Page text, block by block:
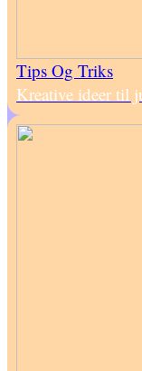
Tips Og Triks
Kreative ideer til